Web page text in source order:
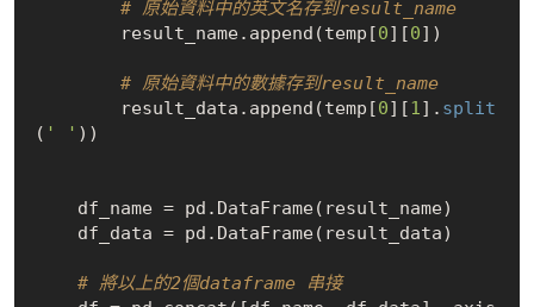
# 原始資料中的英文名存到result_name
        result_name.append(temp[
0][0])
# 原始資料中的數據存到result_name
        result_data.append(temp[
0][1]. split
( ' ' ))
# 將以上的2個dataframe 串接